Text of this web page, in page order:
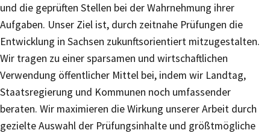
und die geprüften Stellen bei der Wahrnehmung ihrer
Aufgaben. Unser Ziel ist, durch zeitnahe Prüfungen die
Entwicklung in Sachsen zukunftsorientiert mitzugestalten.
Wir tragen zu einer sparsamen und wirtschaftlichen
Verwendung öffentlicher Mittel bei, indem wir Landtag,
Staatsregierung und Kommunen noch umfassender
beraten. Wir maximieren die Wirkung unserer Arbeit durch
gezielte Auswahl der Prüfungsinhalte und größtmögliche